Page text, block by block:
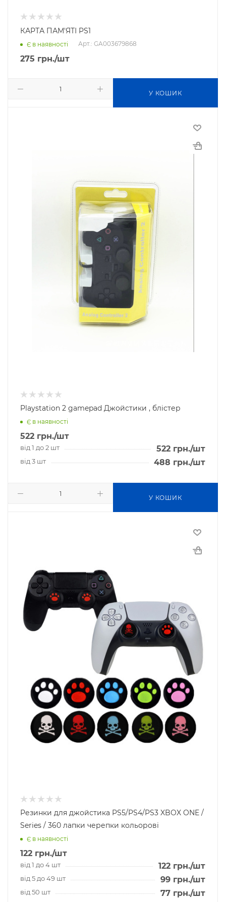
КАРТА ПАМ'ЯТІ PS1
Є в наявності Арт.: GA003679868
275 грн./шт
У КОШИК
Playstation 2 gamepad Джойстики , блістер
Є в наявності
522 грн./шт
від 1 до 2 шт 522 грн./шт
від 3 шт 488 грн./шт
У КОШИК
Резинки для джойстика PS5/PS4/PS3 XBOX ONE /
Series / 360 лапки черепки кольорові
Є в наявності
122 грн./шт
від 1 до 4 шт 122 грн./шт
від 5 до 49 шт 99 грн./шт
від 50 шт 77 грн./шт